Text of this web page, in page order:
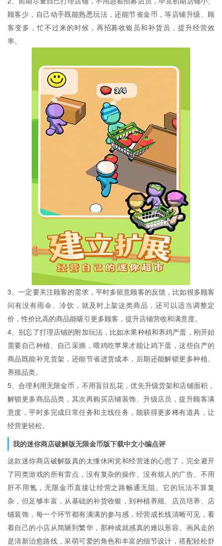
顾客少，自己动手既能熟悉玩法，还能节省金币，等店铺升级、顾
客变多，忙不过来的时候，再招募收银员和补货员，提升经营效
率。
3、一定要关注顾客的需求，平时多留意顾客的反馈，比如很多顾客
问有没有雨伞、冷饮，就及时上架这类商品，还可以适当调整定
价，性价比高的商品能吸引更多顾客，提升店铺营收和满意度。
4、别忘了打理店铺的附加玩法，比如水果种植和养鸡产蛋，刚开始
需要自己种植、自己采摘，喂鸡吃苹果才能让鸡下蛋，这些自产的
商品既能补充货架，还能节省进货成本，后期还能解锁更多种植、
养殖品类。
5、合理利用无限金币，不用盲目乱花，优先升级货架和店铺面积，
解锁更多商品品类，其次再购买店铺装饰、升级店员，提升顾客满
意度，平时多完成日常任务和主线任务，能获得更多稀有道具，让
经营更轻松。
我的迷你商店破解版无限金币版下载中文小编点评
这款迷你商店破解版真的太懂休闲党和经营迷的心思了，完全避开
了同类游戏的所有雷点，没有复杂的操作、没有烦人的广告、不用
肝不用氪，无限金币直接让经营之路畅通无阻。它的玩法不算复
杂，但足够丰富，从基础的补货收银，到种植养殖、店员培养、店
铺装饰，每一个环节都有满满的参与感，经营成长线清晰可见，看
着自己的小店从简陋到繁华，那种成就感真的难以形容。画风走的
是清新治愈路线，呆萌可爱的角色和丰富的细节设计，搭配轻松舒